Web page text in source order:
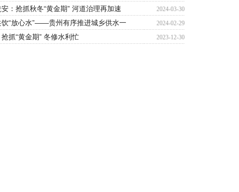
：抢抓秋冬“黄金期” 河道治理再加速 2024-03-30
饮“放心水”——贵州有序推进城乡供水一 2024-02-29
抓“黄金期” 冬修水利忙 2023-12-30